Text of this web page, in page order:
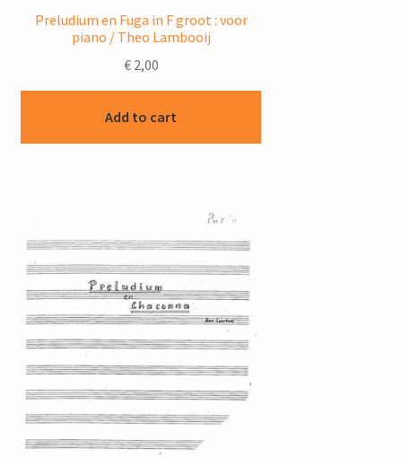
Preludium en Fuga in F groot : voor
piano / Theo Lambooij
€2,00
Add to cart